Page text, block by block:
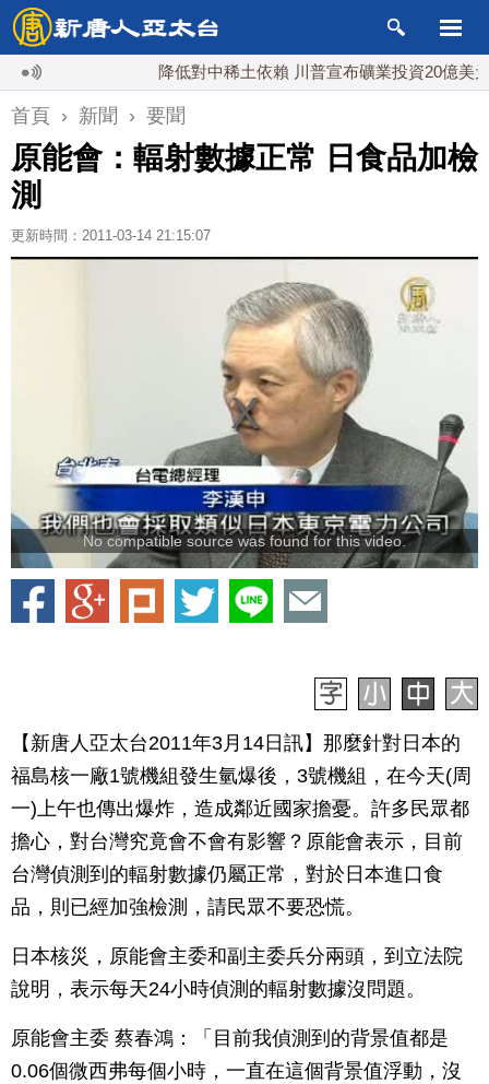
降低對中稀土依賴 川普宣布礦業投資20億美元
首頁 › 新聞 › 要聞
原能會：輻射數據正常 日食品加檢
測
更新時間：2011-03-14 21:15:07
No compatible source was found for this video.
【新唐人亞太台2011年3月14日訊】那麼針對日本的
福島核一廠1號機組發生氫爆後，3號機組，在今天(周
一)上午也傳出爆炸，造成鄰近國家擔憂。許多民眾都
擔心，對台灣究竟會不會有影響？原能會表示，目前
台灣偵測到的輻射數據仍屬正常，對於日本進口食
品，則已經加強檢測，請民眾不要恐慌。
日本核災，原能會主委和副主委兵分兩頭，到立法院
說明，表示每天24小時偵測的輻射數據沒問題。
原能會主委 蔡春鴻：「目前我偵測到的背景值都是
0.06個微西弗每個小時，一直在這個背景值浮動，沒